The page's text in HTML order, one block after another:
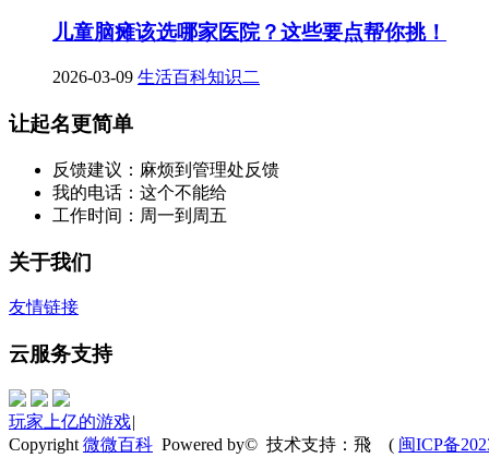
儿童脑瘫该选哪家医院？这些要点帮你挑！
2026-03-09 生活百科知识二
让起名更简单
反馈建议：麻烦到管理处反馈
我的电话：这个不能给
工作时间：周一到周五
关于我们
友情链接
云服务支持
玩家上亿的游戏|
Copyright 微微百科 Powered by© 技术支持：飛 ( 闽ICP备